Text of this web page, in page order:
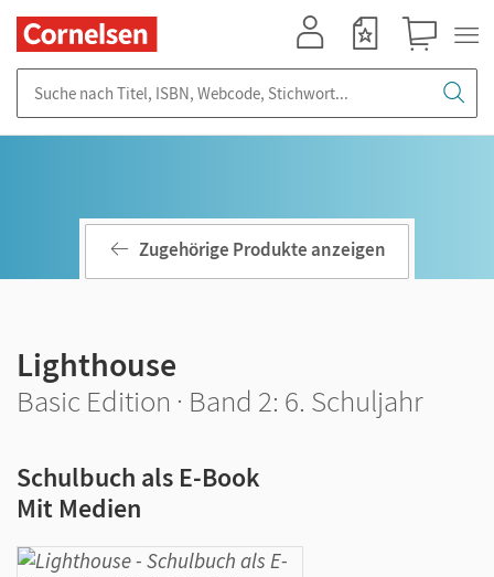
Zugehörige Produkte anzeigen
Lighthouse
Basic Edition · Band 2: 6. Schuljahr
Schulbuch als E-Book
Mit Medien